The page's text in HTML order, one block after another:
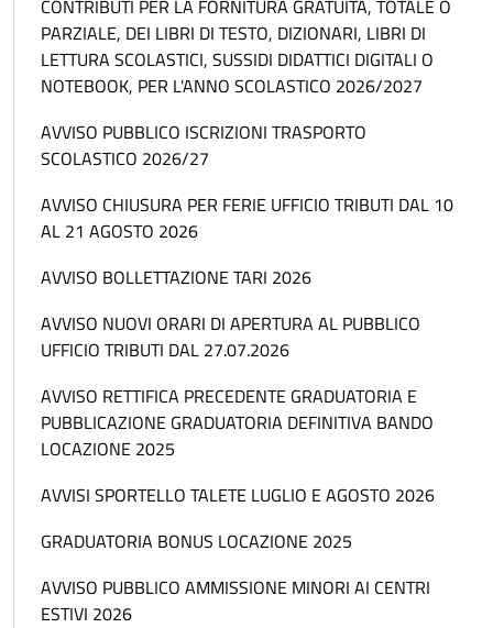
CONTRIBUTI PER LA FORNITURA GRATUITA, TOTALE O
PARZIALE, DEI LIBRI DI TESTO, DIZIONARI, LIBRI DI
LETTURA SCOLASTICI, SUSSIDI DIDATTICI DIGITALI O
NOTEBOOK, PER L'ANNO SCOLASTICO 2026/2027
AVVISO PUBBLICO ISCRIZIONI TRASPORTO
SCOLASTICO 2026/27
AVVISO CHIUSURA PER FERIE UFFICIO TRIBUTI DAL 10
AL 21 AGOSTO 2026
AVVISO BOLLETTAZIONE TARI 2026
AVVISO NUOVI ORARI DI APERTURA AL PUBBLICO
UFFICIO TRIBUTI DAL 27.07.2026
AVVISO RETTIFICA PRECEDENTE GRADUATORIA E
PUBBLICAZIONE GRADUATORIA DEFINITIVA BANDO
LOCAZIONE 2025
AVVISI SPORTELLO TALETE LUGLIO E AGOSTO 2026
GRADUATORIA BONUS LOCAZIONE 2025
AVVISO PUBBLICO AMMISSIONE MINORI AI CENTRI
ESTIVI 2026